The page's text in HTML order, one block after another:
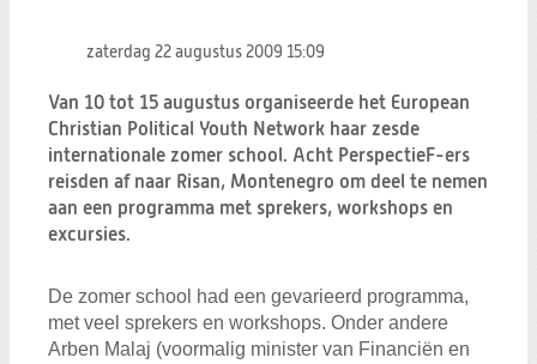
Zoeken
zaterdag 22 augustus 2009 15:09
Van 10 tot 15 augustus organiseerde het European
Christian Political Youth Network haar zesde
internationale zomer school. Acht PerspectieF-ers
reisden af naar Risan, Montenegro om deel te nemen
aan een programma met sprekers, workshops en
excursies.
De zomer school had een gevarieerd programma,
met veel sprekers en workshops. Onder andere
Arben Malaj (voormalig minister van Financiën en